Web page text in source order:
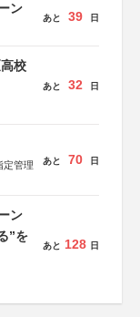
ン
あと 39 日
校
あと 32 日
定管理
あと 70 日
ン
”を
あと 128 日